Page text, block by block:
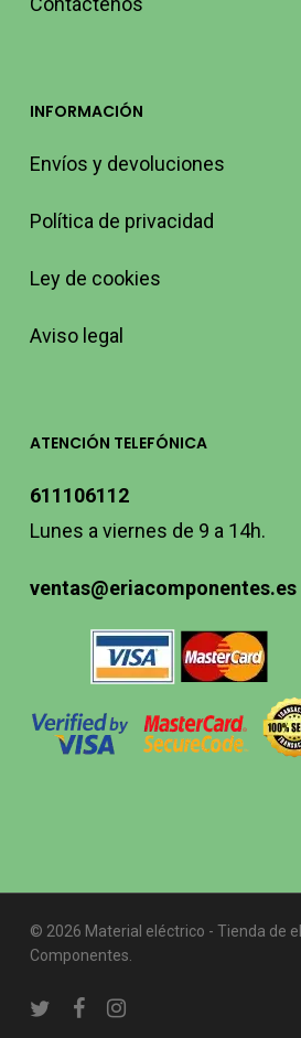
INFORMACIÓN
Envíos y devoluciones
Política de privacidad
Ley de cookies
Aviso legal
ATENCIÓN TELEFÓNICA
611106112
Lunes a viernes de 9 a 14h.
ventas@eriacomponentes.es
© 2026 Material eléctrico - Tienda de
Componentes.
twitterfacebookinstagram